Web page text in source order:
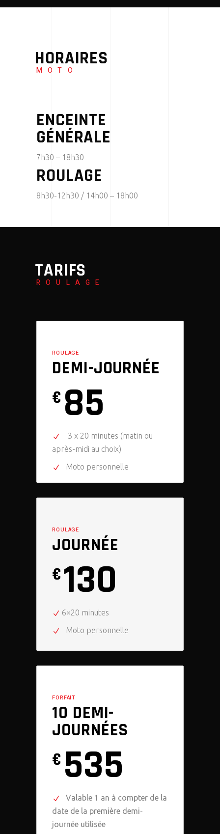
MOTO
HORAIRES
ENCEINTE
GÉNÉRALE
7h30 – 18h30
ROULAGE
8h30-12h30 / 14h00 – 18h00
ROULAGE
TARIFS
ROULAGE
DEMI-JOURNÉE
€ 85
3 x 20 minutes (matin ou
après-midi au choix)
Moto personnelle
ROULAGE
JOURNÉE
€130
6×20 minutes
Moto personnelle
FORFAIT
10 DEMI-
JOURNÉES
€ 535
Valable 1 an à compter de la
date de la première demi-
journée utilisée